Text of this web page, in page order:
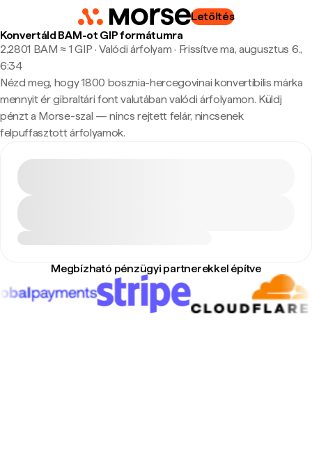
Letöltés
Konvertáld BAM-ot GIP formátumra
2,2801 BAM ≈ 1 GIP · Valódi árfolyam · Frissítve ma, augusztus 6.,
6:34
Nézd meg, hogy 1800 bosznia-hercegovinai konvertibilis márka
mennyit ér gibraltári font valutában valódi árfolyamon. Küldj
pénzt a Morse-szal — nincs rejtett felár, nincsenek
felpuffasztott árfolyamok.
Megbízható pénzügyi partnerekkel építve